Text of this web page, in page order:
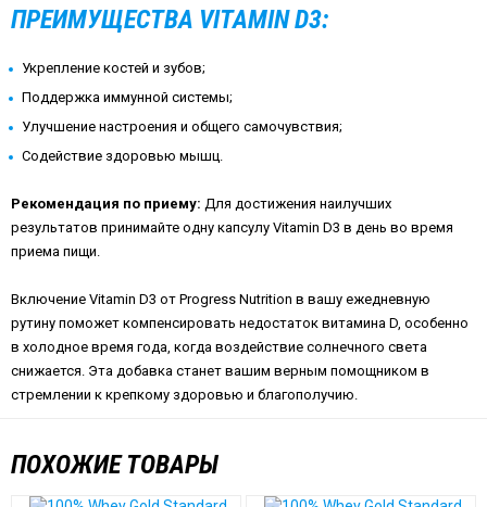
ПРЕИМУЩЕСТВА VITAMIN D3:
Укрепление костей и зубов;
Поддержка иммунной системы;
Улучшение настроения и общего самочувствия;
Содействие здоровью мышц.
Рекомендация по приему: Для достижения наилучших
результатов принимайте одну капсулу Vitamin D3 в день во время
приема пищи.
Включение Vitamin D3 от Progress Nutrition в вашу ежедневную
рутину поможет компенсировать недостаток витамина D, особенно
в холодное время года, когда воздействие солнечного света
снижается. Эта добавка станет вашим верным помощником в
стремлении к крепкому здоровью и благополучию.
ПОХОЖИЕ ТОВАРЫ